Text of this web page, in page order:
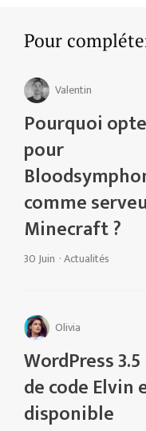
Pour
Valentin
Pourquoi
pour
comme
Minecraft ?
30 Juin ·Actualités
Olivia
WordPress
de code Elvin
disponible